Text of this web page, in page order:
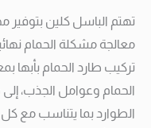
تهتم الباسل كلين
معالجة مشكلة الحمام
تركيب طارد الحمام بأبها
الحمام وعوامل الجذب،
الطوارد بما يتناسب مع كل